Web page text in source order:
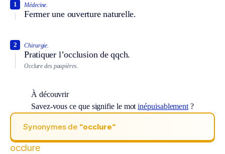
Médecine.
Fermer une ouverture naturelle.
1
Chirurgie.
Pratiquer l’occlusion de qqch.
2
Occlure des paupières.
À découvrir
Savez-vous ce que signifie le motinépuisablement?
Synonymes de “occlure“
occlure